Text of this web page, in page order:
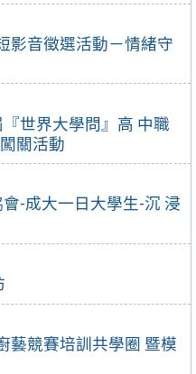
影音徵選活動－情緒守
世界大學問』高 中職
關活動
會-成大一日大學生-沉 浸
藝競賽培訓共學圈 暨模